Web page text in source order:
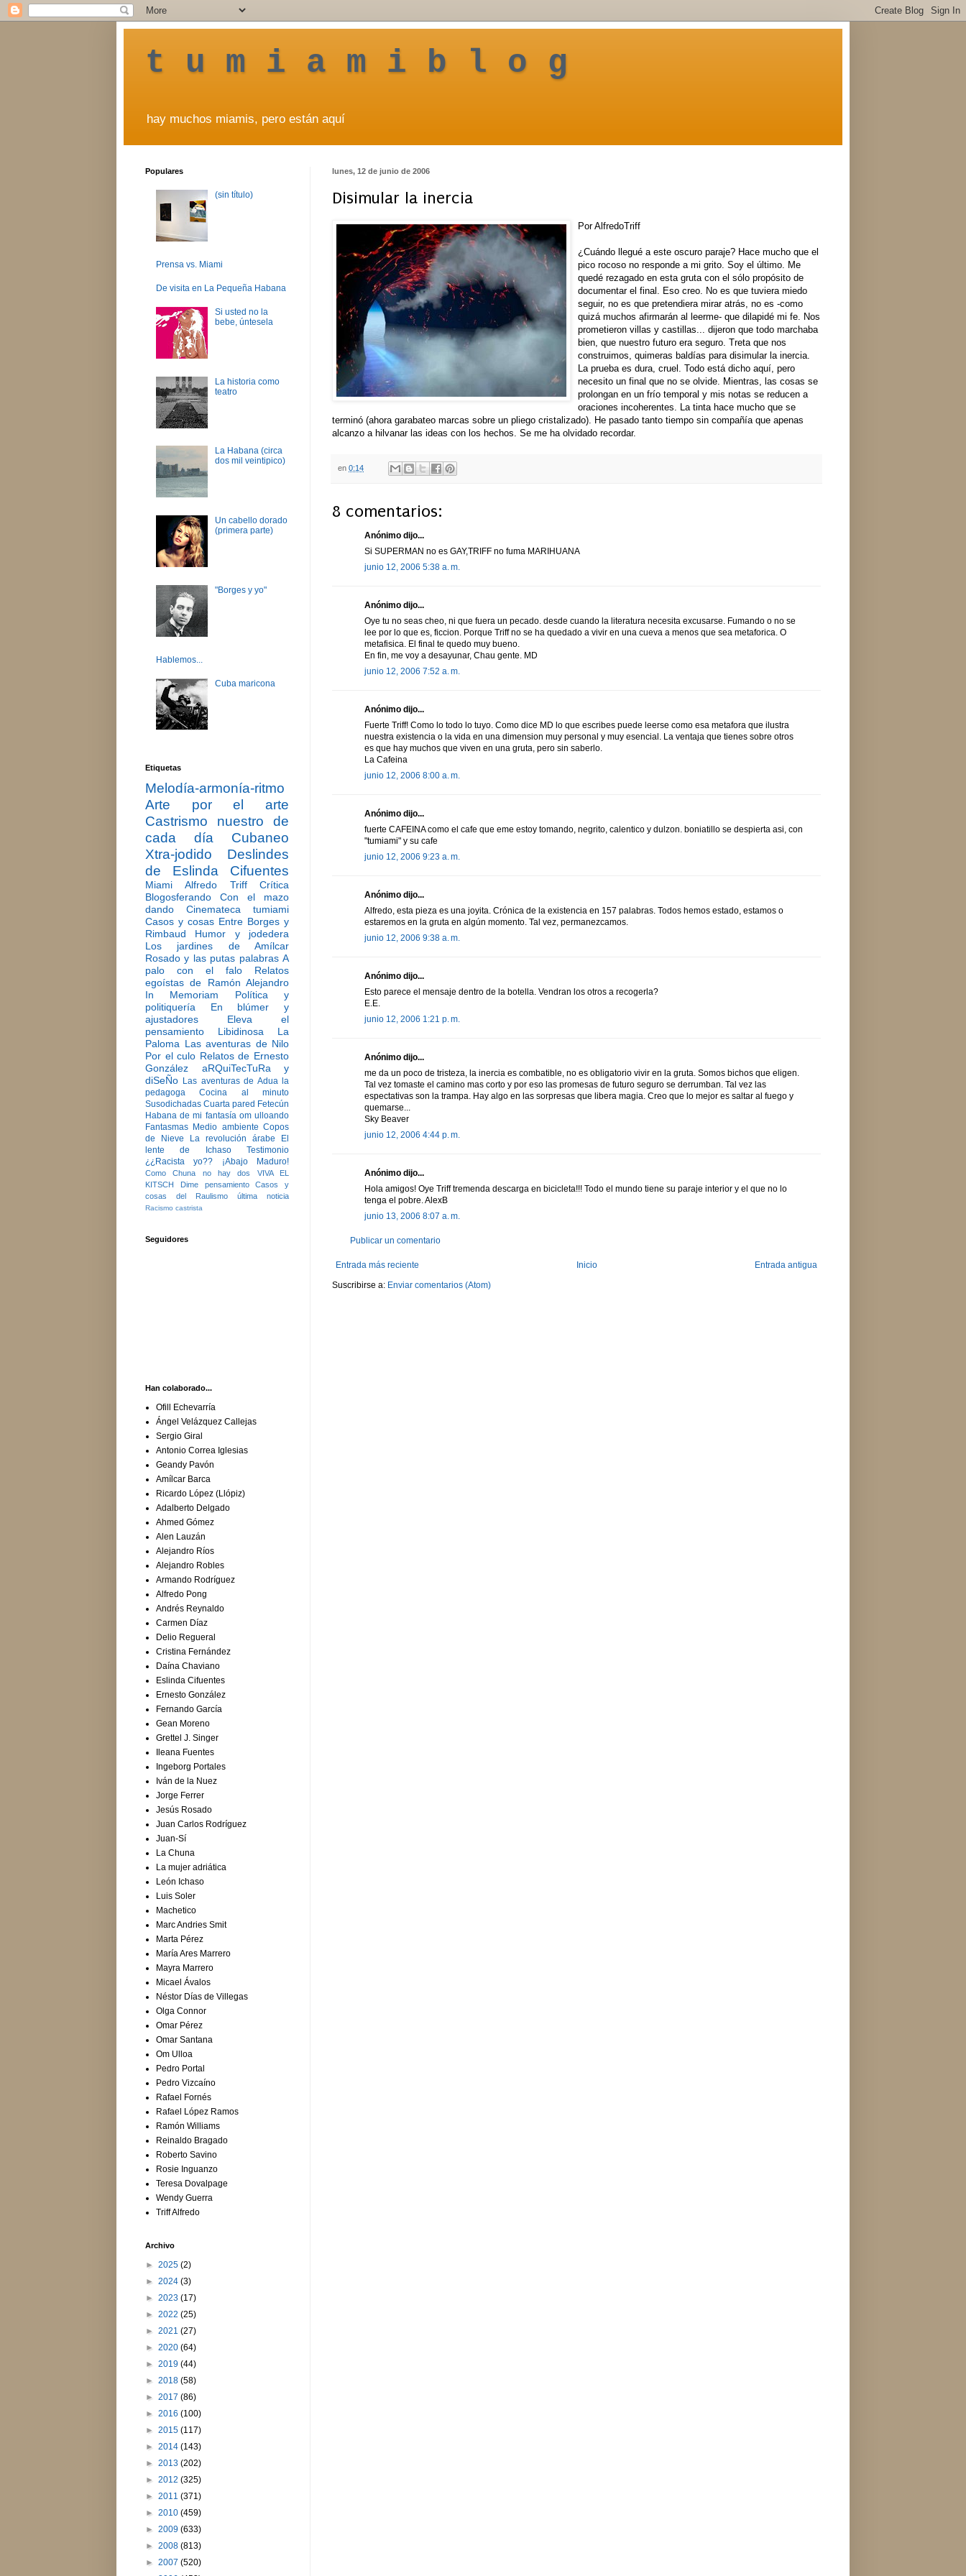
t u m i a m i b l o g
hay muchos miamis, pero están aquí
lunes, 12 de junio de 2006
Disimular la inercia
Por AlfredoTriff
¿Cuándo llegué a este oscuro paraje? Hace mucho que el
pico rocoso no responde a mi grito. Soy el último. Me
quedé rezagado en esta gruta con el sólo propósito de
documentar el final. Eso creo. No es que tuviera miedo
seguir, no es que pretendiera mirar atrás, no es -como
quizá muchos afirmarán al leerme- que dilapidé mi fe. Nos
prometieron villas y castillas... dijeron que todo marchaba
bien, que nuestro futuro era seguro. Treta que nos
construimos, quimeras baldías para disimular la inercia.
La prueba es dura, cruel. Todo está dicho aquí, pero
necesito un final que no se olvide. Mientras, las cosas se
prolongan en un frío temporal y mis notas se reducen a
oraciones incoherentes. La tinta hace mucho que se
terminó (ahora garabateo marcas sobre un pliego cristalizado). He pasado tanto tiempo sin compañía que apenas
alcanzo a hilvanar las ideas con los hechos. Se me ha olvidado recordar.
en 0:14
8 comentarios:
Anónimo dijo...
Si SUPERMAN no es GAY,TRIFF no fuma MARIHUANA
junio 12, 2006 5:38 a. m.
Anónimo dijo...
Oye tu no seas cheo, ni que fuera un pecado. desde cuando la literatura necesita excusarse. Fumando o no se
lee por lo que es, ficcion. Porque Triff no se ha quedado a vivir en una cueva a menos que sea metaforica. O
metafisica. El final te quedo muy bueno.
En fin, me voy a desayunar, Chau gente. MD
junio 12, 2006 7:52 a. m.
Anónimo dijo...
Fuerte Triff! Como lo todo lo tuyo. Como dice MD lo que escribes puede leerse como esa metafora que ilustra
nuestra existencia o la vida en una dimension muy personal y muy esencial. La ventaja que tienes sobre otros
es que hay muchos que viven en una gruta, pero sin saberlo.
La Cafeina
junio 12, 2006 8:00 a. m.
Anónimo dijo...
fuerte CAFEINA como el cafe que eme estoy tomando, negrito, calentico y dulzon. boniatillo se despierta asi, con
"tumiami" y su cafe
junio 12, 2006 9:23 a. m.
Anónimo dijo...
Alfredo, esta pieza es una joyita. Crónica de la existencia en 157 palabras. Todos hemos estado, estamos o
estaremos en la gruta en algún momento. Tal vez, permanezcamos.
junio 12, 2006 9:38 a. m.
Anónimo dijo...
Esto parece el mensaje dentro de la botella. Vendran los otros a recogerla?
E.E.
junio 12, 2006 1:21 p. m.
Anónimo dijo...
me da un poco de tristeza, la inercia es combatible, no es obligatorio vivir en la gruta. Somos bichos que eligen.
Tal vez tomaste el camino mas corto y por eso las promesas de futuro seguro se derrumban. Tal vez las
espectativas son la trampa. Hay algo en las sorpresas que libera magia. Creo que lo mejor es saltar al fuego y
quemarse...
Sky Beaver
junio 12, 2006 4:44 p. m.
Anónimo dijo...
Hola amigos! Oye Triff tremenda descarga en bicicleta!!! Todo el mundo tiene su paraje interior y el que no lo
tenga el pobre. AlexB
junio 13, 2006 8:07 a. m.
Publicar un comentario
Entrada más reciente Entrada antigua
Inicio
Suscribirse a: Enviar comentarios (Atom)
Populares
(sin título)
Prensa vs. Miami
De visita en La Pequeña Habana
Si usted no la
bebe, úntesela
La historia como
teatro
La Habana (circa
dos mil veintipico)
Un cabello dorado
(primera parte)
"Borges y yo"
Hablemos...
Cuba maricona
Etiquetas
Melodía-armonía-ritmo
Arte por el arte
Castrismo nuestro de
cada día
Cubaneo
Xtra-jodido
Deslindes
de Eslinda Cifuentes
Miami Alfredo Triff
Crítica
Blogosferando
Con el mazo
dando
Cinemateca tumiami
Casos y cosas Entre Borges y
Rimbaud
Humor y jodedera
Los jardines de Amílcar
Rosado y las putas palabras A
palo con el falo
Relatos
egoístas de Ramón Alejandro
In Memoriam
Política y
politiquería
En blúmer y
ajustadores
Eleva el
pensamiento
Libidinosa
La
Paloma Las aventuras de Nilo
Por el culo Relatos de Ernesto
González
aRQuiTecTuRa y
diSeÑo Las aventuras de Adua la
pedagoga
Cocina al minuto
Susodichadas Cuarta pared Fetecún
Habana de mi fantasía om ulloando
Fantasmas Medio ambiente Copos
de Nieve
La revolución árabe
El
lente de Ichaso
Testimonio
¿¿Racista yo??
¡Abajo Maduro!
Como Chuna no hay dos
VIVA EL
KITSCH
Dime pensamiento
Casos y
cosas del Raulismo
última noticia
Racismo castrista
Seguidores
Han colaborado...
Ofill Echevarría
Ángel Velázquez Callejas
Sergio Giral
Antonio Correa Iglesias
Geandy Pavón
Amílcar Barca
Ricardo López (Llópiz)
Adalberto Delgado
Ahmed Gómez
Alen Lauzán
Alejandro Ríos
Alejandro Robles
Armando Rodríguez
Alfredo Pong
Andrés Reynaldo
Carmen Díaz
Delio Regueral
Cristina Fernández
Daína Chaviano
Eslinda Cifuentes
Ernesto González
Fernando García
Gean Moreno
Grettel J. Singer
Ileana Fuentes
Ingeborg Portales
Iván de la Nuez
Jorge Ferrer
Jesús Rosado
Juan Carlos Rodríguez
Juan-Sí
La Chuna
La mujer adriática
León Ichaso
Luis Soler
Machetico
Marc Andries Smit
Marta Pérez
María Ares Marrero
Mayra Marrero
Micael Ávalos
Néstor Días de Villegas
Olga Connor
Omar Pérez
Omar Santana
Om Ulloa
Pedro Portal
Pedro Vizcaíno
Rafael Fornés
Rafael López Ramos
Ramón Williams
Reinaldo Bragado
Roberto Savino
Rosie Inguanzo
Teresa Dovalpage
Wendy Guerra
Triff Alfredo
Archivo
► 2025 (2)
► 2024 (3)
► 2023 (17)
► 2022 (25)
► 2021 (27)
► 2020 (64)
► 2019 (44)
► 2018 (58)
► 2017 (86)
► 2016 (100)
► 2015 (117)
► 2014 (143)
► 2013 (202)
► 2012 (325)
► 2011 (371)
► 2010 (459)
► 2009 (633)
► 2008 (813)
► 2007 (520)